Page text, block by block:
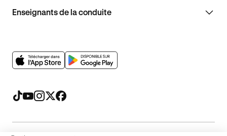
Enseignants de la conduite